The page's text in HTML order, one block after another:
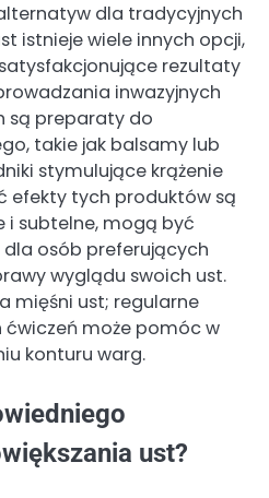
dla tradycyjnych
istnieje wiele innych opcji,
rezultaty
inwazyjnych
są preparaty do
takie jak balsamy lub
stymulujące krążenie
efekty tych produktów są
i subtelne, mogą być
osób preferujących
wyglądu swoich ust.
mięśni ust; regularne
może pomóc w
konturu warg.
ust?